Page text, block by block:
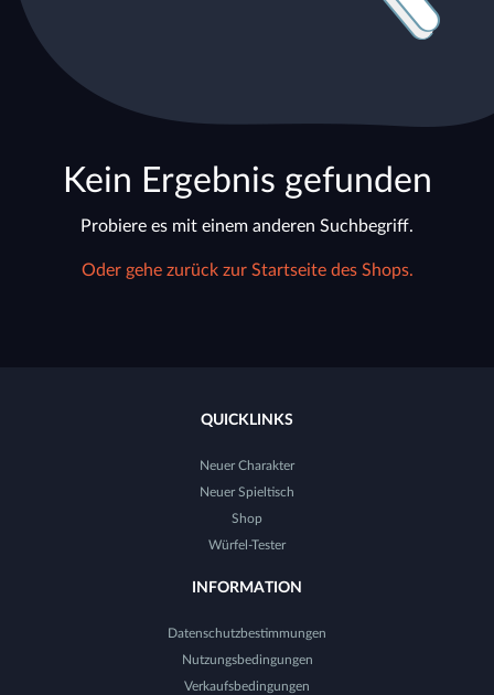
Kein Ergebnis gefunden
Probiere es mit einem anderen Suchbegriff.
Oder gehe zurück zur Startseite des Shops.
QUICKLINKS
Neuer Charakter
Neuer Spieltisch
Shop
Würfel-Tester
INFORMATION
Datenschutzbestimmungen
Nutzungsbedingungen
Verkaufsbedingungen